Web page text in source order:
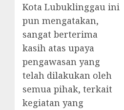
Kota Lubuklinggau ini
pun mengatakan,
sangat berterima
kasih atas upaya
pengawasan yang
telah dilakukan oleh
semua pihak, terkait
kegiatan yang